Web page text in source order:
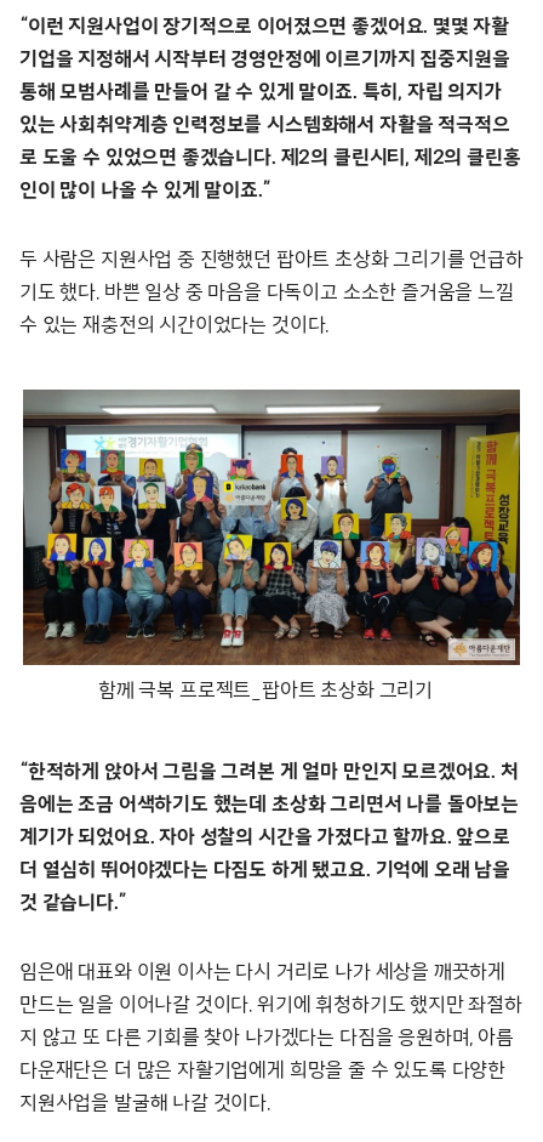
“이런 지원사업이 장기적으로 이어졌으면 좋겠어요. 몇몇 자활
기업을 지정해서 시작부터 경영안정에 이르기까지 집중지원을
통해 모범사례를 만들어 갈 수 있게 말이죠. 특히, 자립 의지가
있는 사회취약계층 인력정보를 시스템화해서 자활을 적극적으
로 도울 수 있었으면 좋겠습니다. 제2의 클린시티, 제2의 클린홍
인이 많이 나올 수 있게 말이죠.”
두 사람은 지원사업 중 진행했던 팝아트 초상화 그리기를 언급하
기도 했다. 바쁜 일상 중 마음을 다독이고 소소한 즐거움을 느낄
수 있는 재충전의 시간이었다는 것이다.
함께 극복 프로젝트_팝아트 초상화 그리기
“한적하게 앉아서 그림을 그려본 게 얼마 만인지 모르겠어요. 처
음에는 조금 어색하기도 했는데 초상화 그리면서 나를 돌아보는
계기가 되었어요. 자아 성찰의 시간을 가졌다고 할까요. 앞으로
더 열심히 뛰어야겠다는 다짐도 하게 됐고요. 기억에 오래 남을
것 같습니다.”
임은애 대표와 이원 이사는 다시 거리로 나가 세상을 깨끗하게
만드는 일을 이어나갈 것이다. 위기에 휘청하기도 했지만 좌절하
지 않고 또 다른 기회를 찾아 나가겠다는 다짐을 응원하며, 아름
다운재단은 더 많은 자활기업에게 희망을 줄 수 있도록 다양한
지원사업을 발굴해 나갈 것이다.